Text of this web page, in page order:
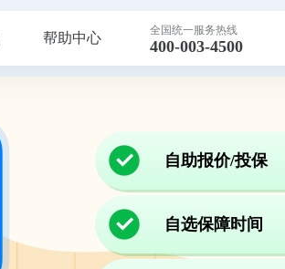
帮助中心 全国统一服务热线
400-003-4500
自助报价/投保
自选保障时间